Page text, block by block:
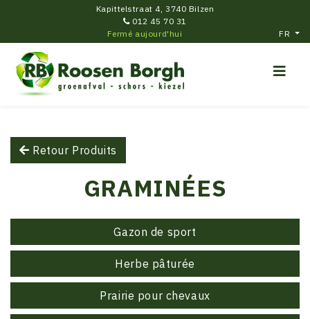
Kapittelstraat 4, 3740 Bilzen
012 45 70 31
Fermé aujourd'hui
FR
Retour Produits
GRAMINÉES
Gazon de sport
Herbe pâturée
Prairie pour chevaux